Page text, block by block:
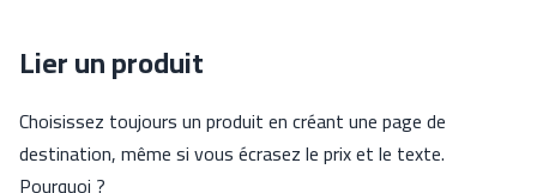
Lier un produit
Choisissez toujours un produit en créant une page de
destination, même si vous écrasez le prix et le texte.
Pourquoi ?